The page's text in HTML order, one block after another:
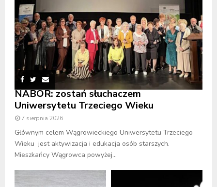
NABÓR: zostań słuchaczem
Uniwersytetu Trzeciego Wieku
7 sierpnia 2026
Głównym celem Wągrowieckiego Uniwersytetu Trzeciego
Wieku jest aktywizacja i edukacja osób starszych.
Mieszkańcy Wągrowca powyżej...